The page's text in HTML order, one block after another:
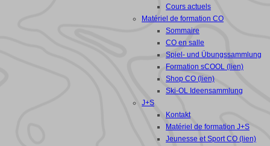
Cours actuels
Matériel de formation CO
Sommaire
CO en salle
Spiel- und Übungssammlung
Formation sCOOL (lien)
Shop CO (lien)
Ski-OL Ideensammlung
J+S
Kontakt
Matériel de formation J+S
Jeunesse et Sport CO (lien)